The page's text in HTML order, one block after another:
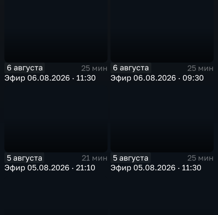
6 августа
25 мин
Эфир 06.08.2026 · 11:30
6 августа
25 мин
Эфир 06.08.2026 · 09:30
5 августа
21 мин
Эфир 05.08.2026 · 21:10
5 августа
25 мин
Эфир 05.08.2026 · 11:30